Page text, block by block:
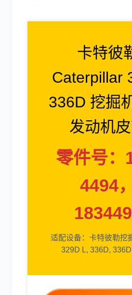
斗山
卡特彼
Caterpillar
336D 挖掘
发动机
零件号：
4494，
适配设备：卡特彼勒挖
329D L, 336D, 336D